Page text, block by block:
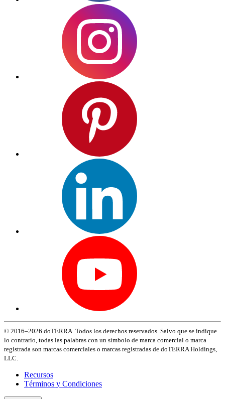
© 2016–2026 doTERRA. Todos los derechos reservados. Salvo que se indique
lo contrario, todas las palabras con un símbolo de marca comercial o marca
registrada son marcas comerciales o marcas registradas de doTERRA Holdings,
LLC.
Recursos
Términos y Condiciones